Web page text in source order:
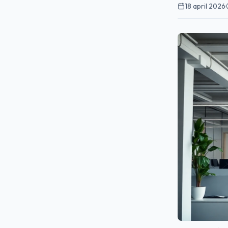
18 april 2026·